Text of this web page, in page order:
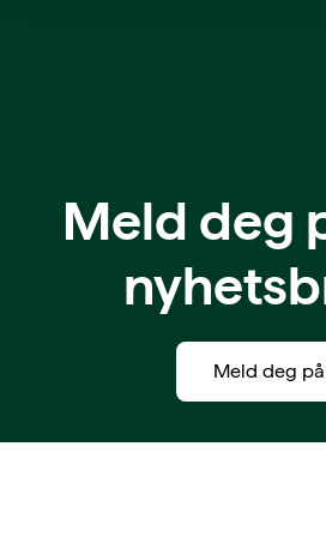
Meld deg
Meld deg på